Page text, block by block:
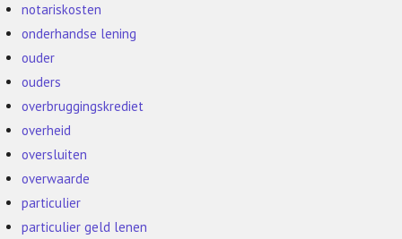
notariskosten
onderhandse lening
ouder
ouders
overbruggingskrediet
overheid
oversluiten
overwaarde
particulier
particulier geld lenen